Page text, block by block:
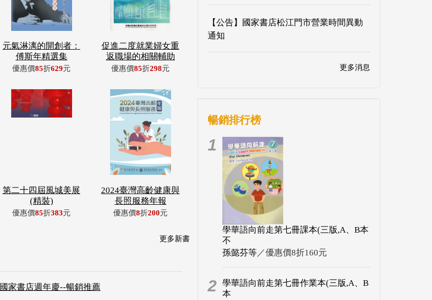
元氣淋漓的開創者：
傅斯年精選集
優惠價85折629元
促進二度就業婦女重
返職場的相關輔助
優惠價85折298元
第二十四屆風城美展
(精裝)
優惠價85折383元
2024臺灣高齡健康與
長照服務年報
優惠價8折200元
更多新書
國家書店週年慶--暢銷推薦
【公告】國家書店松江門市營業時間異動
通知
更多消息
暢銷排行榜
1
學華語向前走第七冊課本(三版,A、B本
不
孫懿芬等／優惠價8折160元
2 學華語向前走第七冊作業本(三版,A、B
本